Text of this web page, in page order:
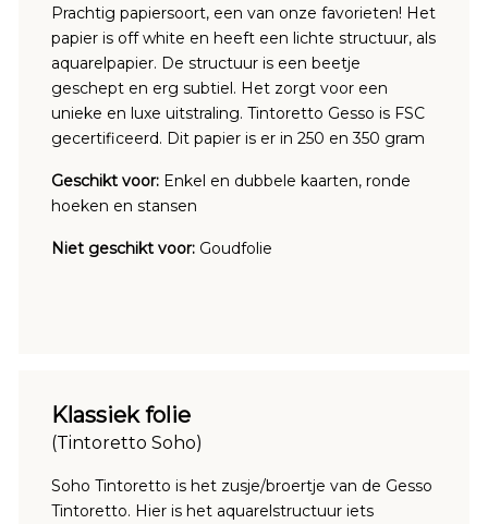
Prachtig papiersoort, een van onze favorieten! Het
papier is off white en heeft een lichte structuur, als
aquarelpapier. De structuur is een beetje
geschept en erg subtiel. Het zorgt voor een
unieke en luxe uitstraling. Tintoretto Gesso is FSC
gecertificeerd. Dit papier is er in 250 en 350 gram
Geschikt voor: Enkel en dubbele kaarten, ronde
hoeken en stansen
Niet geschikt voor: Goudfolie
Klassiek folie
(Tintoretto Soho)
Soho Tintoretto is het zusje/broertje van de Gesso
Tintoretto. Hier is het aquarelstructuur iets